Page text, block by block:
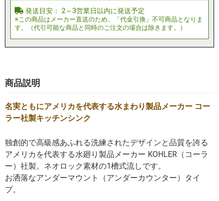
商品説明
名実ともにアメリカを代表する水まわり製品メーカー コー
ラー社製キッチンシンク
独創的で高級感あふれる洗練されたデザインと品質を誇る
アメリカを代表する水廻り製品メーカー KOHLER（コーラ
ー）社製。ネオロック素材の1槽式流しです。
お洒落なアンダーマウント（アンダーカウンター）タイ
プ。